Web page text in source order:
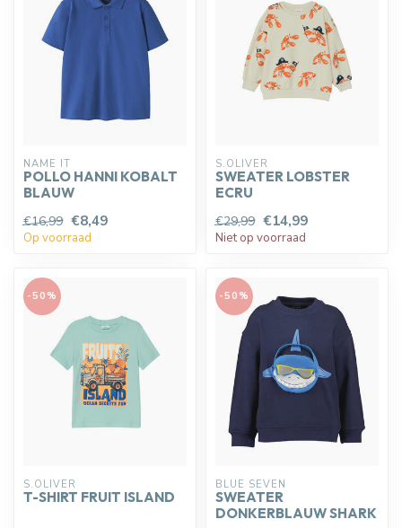
NAME IT
POLLO HANNI KOBALT
BLAUW
€16,99 €8,49
Op voorraad
S.OLIVER
SWEATER LOBSTER
ECRU
€29,99 €14,99
Niet op voorraad
-50%
S.OLIVER
T-SHIRT FRUIT ISLAND
-50%
BLUE SEVEN
SWEATER
DONKERBLAUW SHARK